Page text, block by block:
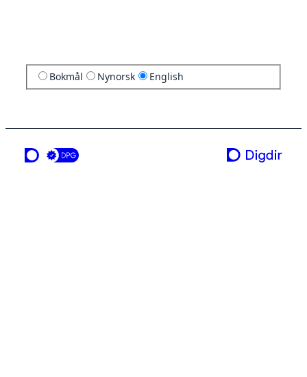
Bokmål Nynorsk English